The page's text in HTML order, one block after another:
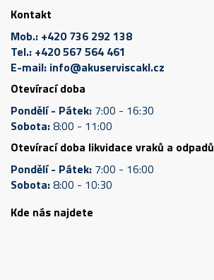
Kontakt
Mob.: +420 736 292 138
Tel.: +420 567 564 461
E-mail: info@akuserviscakl.cz
Otevírací doba
Pondělí - Pátek: 7:00 - 16:30
Sobota:8:00 - 11:00
Otevírací doba likvidace vraků a odpadů
Pondělí - Pátek: 7:00 - 16:00
Sobota:8:00 - 10:30
Kde nás najdete